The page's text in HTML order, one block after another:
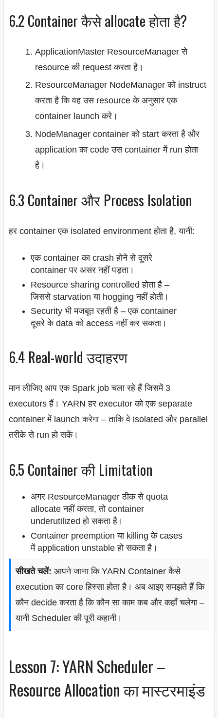
6.2 Container कैसे allocate होता है?
ApplicationMaster ResourceManager से
resource की request करता है।
ResourceManager NodeManager को instruct
करता है कि वह उस resource के अनुसार एक
container launch करे।
NodeManager container को start करता है और
application का code उस container में run होता
है।
6.3 Container और Process Isolation
हर container एक isolated environment होता है, यानी:
एक container का crash होने से दूसरे
container पर असर नहीं पड़ता।
Resource sharing controlled होता है –
जिससे starvation या hogging नहीं होती।
Security भी मजबूत रहती है – एक container
दूसरे के data को access नहीं कर सकता।
6.4 Real-world उदाहरण
मान लीजिए आप एक Spark job चला रहे हैं जिसमें 3
executors हैं। YARN हर executor को एक separate
container में launch करेगा – ताकि वे isolated और parallel
तरीके से run हो सकें।
6.5 Container की Limitation
अगर ResourceManager ठीक से quota
allocate नहीं करता, तो container
underutilized हो सकता है।
Container preemption या killing के cases
में application unstable हो सकता है।
सीखते चलें: आपने जाना कि YARN Container कैसे
execution का core हिस्सा होता है। अब आइए समझते हैं कि
कौन decide करता है कि कौन सा काम कब और कहाँ चलेगा –
यानी Scheduler की पूरी कहानी।
Lesson 7: YARN Scheduler –
Resource Allocation का मास्टरमाइंड